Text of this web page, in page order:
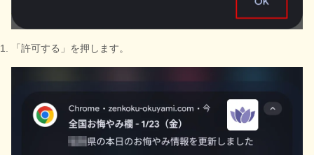
「許可する」を押します。